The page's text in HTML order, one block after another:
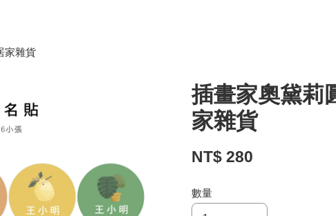
家雜貨
插畫家奧黛莉
家雜貨
NT$ 280
數量